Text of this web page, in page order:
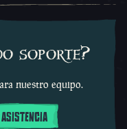
soporte?
nuestro equipo.